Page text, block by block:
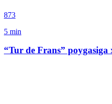
873
5 min
“Tur de Frans” poygasiga